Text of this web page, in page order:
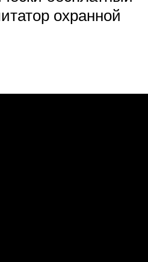
охранной